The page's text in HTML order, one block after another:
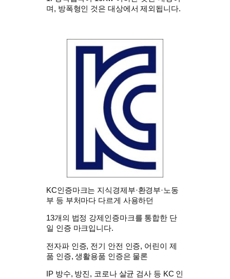
며, 방폭형인 것은 대상에서 제외됩니다.
KC인증마크는 지식경제부·환경부·노동
부 등 부처마다 다르게 사용하던
13개의 법정 강제인증마크를 통합한 단
일 인증 마크입니다.
전자파 인증, 전기 안전 인증, 어린이 제
품 인증, 생활용품 인증은 물론
IP 방수, 방진, 코로나 살균 검사 등 KC 인